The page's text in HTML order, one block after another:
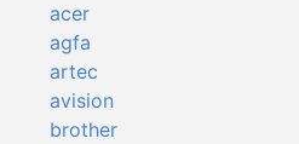
acer
agfa
artec
avision
brother